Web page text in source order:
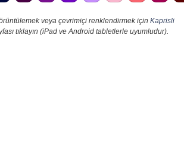
veya çevrimiçi renklendirmek için Kaprisli
tıklayın (iPad ve Android tabletlerle uyumludur).